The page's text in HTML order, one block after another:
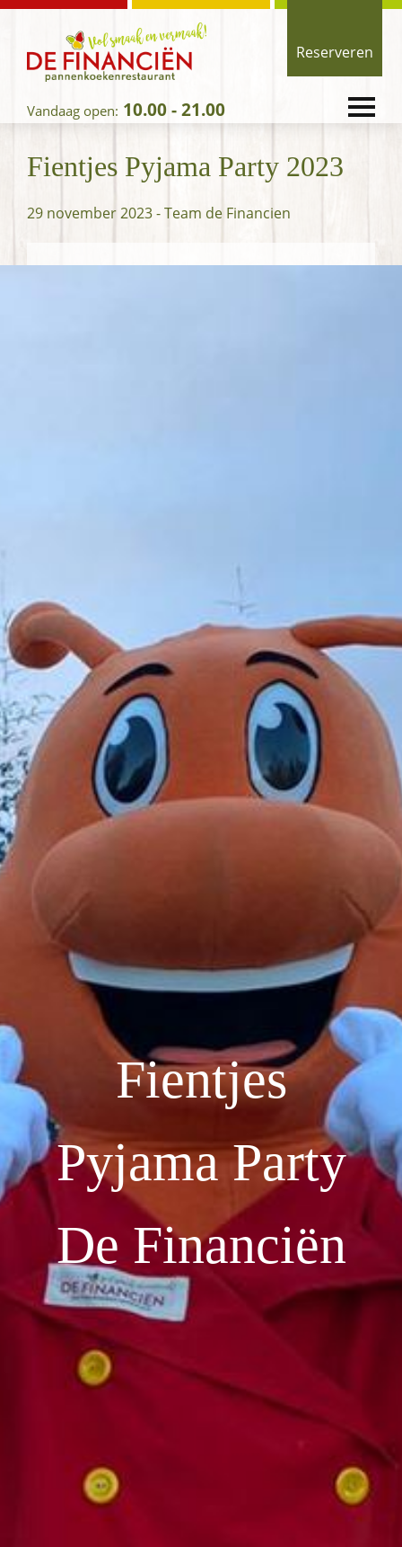
Spring
hoofdnavigatie
Door
inhoud
Spring
voettekst
Financiën
-smaak
Vermaak!
Reserveren
Vandaag open: 10.00 - 21.00
ENTER
OM
OPENEN
Fientjes Pyjama Party 2023
29 november 2023-Team de Financien
Fientjes
Pyjama Party
De Financiën